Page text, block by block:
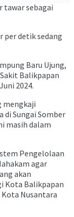
tawar sebagai
per detik sedang
Baru Ujung,
Balikpapan
2024.
mengkaji
di Sungai Somber
masih dalam
Pengelolaan
agar
akan
Kota Balikpapan
Nusantara